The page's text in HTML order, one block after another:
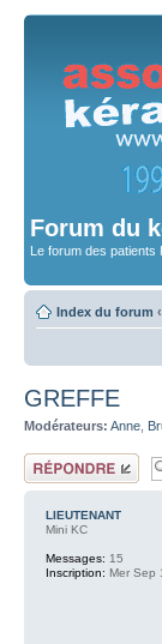
Forum du
Le forum des patients
Index du forum ‹
GREFFE
Modérateurs: Anne
Répondre
LIEUTENANT
Mini KC
Messages: 15
Inscription: Mer Sep